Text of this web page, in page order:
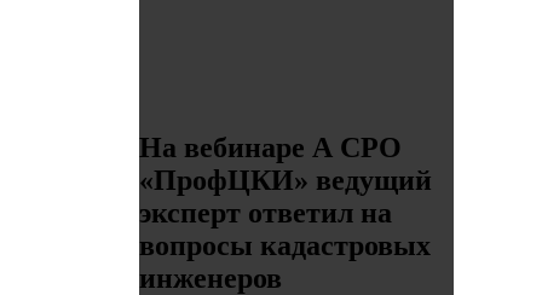
На вебинаре А СРО
«ПрофЦКИ» ведущий
эксперт ответил на
вопросы кадастровых
инженеров